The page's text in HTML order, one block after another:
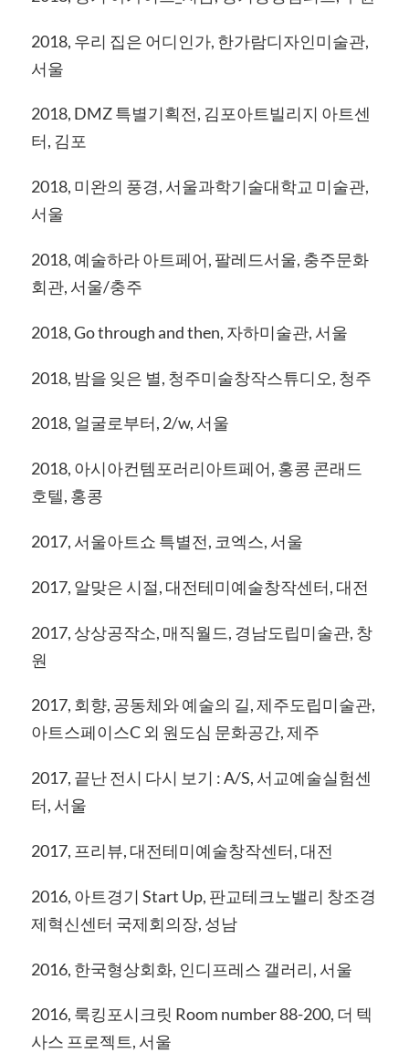
2018, 우리 집은 어디인가, 한가람디자인미술관,
서울
2018, DMZ 특별기획전, 김포아트빌리지 아트센
터, 김포
2018, 미완의 풍경, 서울과학기술대학교 미술관,
서울
2018, 예술하라 아트페어, 팔레드서울, 충주문화
회관, 서울/충주
2018, Go through and then, 자하미술관, 서울
2018, 밤을 잊은 별, 청주미술창작스튜디오, 청주
2018, 얼굴로부터, 2/w, 서울
2018, 아시아컨템포러리아트페어, 홍콩 콘래드
호텔, 홍콩
2017, 서울아트쇼 특별전, 코엑스, 서울
2017, 알맞은 시절, 대전테미예술창작센터, 대전
2017, 상상공작소, 매직월드, 경남도립미술관, 창
원
2017, 회향, 공동체와 예술의 길, 제주도립미술관,
아트스페이스C 외 원도심 문화공간, 제주
2017, 끝난 전시 다시 보기 : A/S, 서교예술실험센
터, 서울
2017, 프리뷰, 대전테미예술창작센터, 대전
2016, 아트경기 Start Up, 판교테크노밸리 창조경
제혁신센터 국제회의장, 성남
2016, 한국형상회화, 인디프레스 갤러리, 서울
2016, 룩킹포시크릿 Room number 88-200, 더 텍
사스 프로젝트, 서울